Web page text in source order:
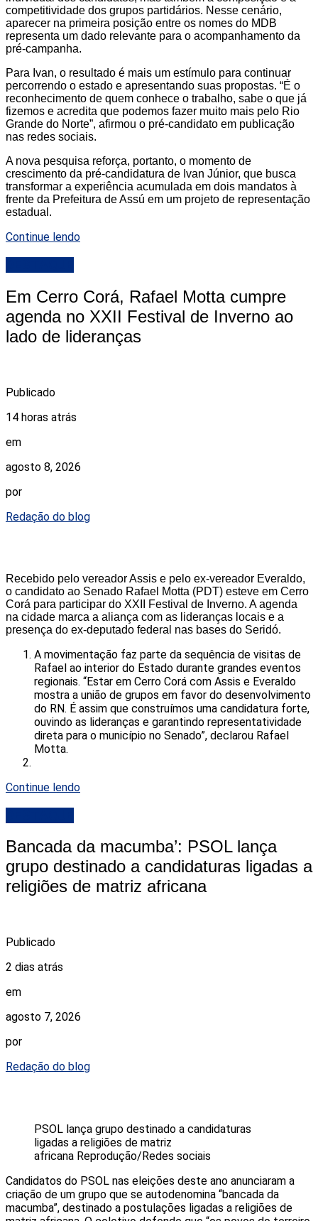
competitividade dos grupos partidários. Nesse cenário,
aparecer na primeira posição entre os nomes do MDB
representa um dado relevante para o acompanhamento da
pré-campanha.
Para Ivan, o resultado é mais um estímulo para continuar
percorrendo o estado e apresentando suas propostas. “É o
reconhecimento de quem conhece o trabalho, sabe o que já
fizemos e acredita que podemos fazer muito mais pelo Rio
Grande do Norte”, afirmou o pré-candidato em publicação
nas redes sociais.
A nova pesquisa reforça, portanto, o momento de
crescimento da pré-candidatura de Ivan Júnior, que busca
transformar a experiência acumulada em dois mandatos à
frente da Prefeitura de Assú em um projeto de representação
estadual.
Continue lendo
Em Cerro Corá, Rafael Motta cumpre
agenda no XXII Festival de Inverno ao
lado de lideranças
Publicado
14 horas atrás
em
agosto 8, 2026
por
Redação do blog
Recebido pelo vereador Assis e pelo ex-vereador Everaldo,
o candidato ao Senado Rafael Motta (PDT) esteve em Cerro
Corá para participar do XXII Festival de Inverno. A agenda
na cidade marca a aliança com as lideranças locais e a
presença do ex-deputado federal nas bases do Seridó.
A movimentação faz parte da sequência de visitas de
Rafael ao interior do Estado durante grandes eventos
regionais. “Estar em Cerro Corá com Assis e Everaldo
mostra a união de grupos em favor do desenvolvimento
do RN. É assim que construímos uma candidatura forte,
ouvindo as lideranças e garantindo representatividade
direta para o município no Senado”, declarou Rafael
Motta.
Continue lendo
Bancada da macumba’: PSOL lança
grupo destinado a candidaturas ligadas a
religiões de matriz africana
Publicado
2 dias atrás
em
agosto 7, 2026
por
Redação do blog
PSOL lança grupo destinado a candidaturas
ligadas a religiões de matriz
africana Reprodução/Redes sociais
Candidatos do PSOL nas eleições deste ano anunciaram a
criação de um grupo que se autodenomina “bancada da
macumba”, destinado a postulações ligadas a religiões de